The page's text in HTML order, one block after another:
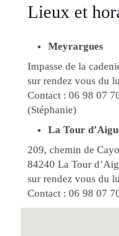
Lieux et
Meyrargues
Impasse de la
sur rendez vous du
Contact : 06 98 07
(Stéphanie)
La Tour
209, chemin de
84240 La Tour
sur rendez vous du
Contact : 06 98 07